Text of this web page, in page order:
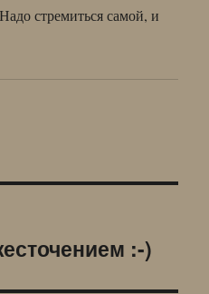
стремиться самой, и
:-)